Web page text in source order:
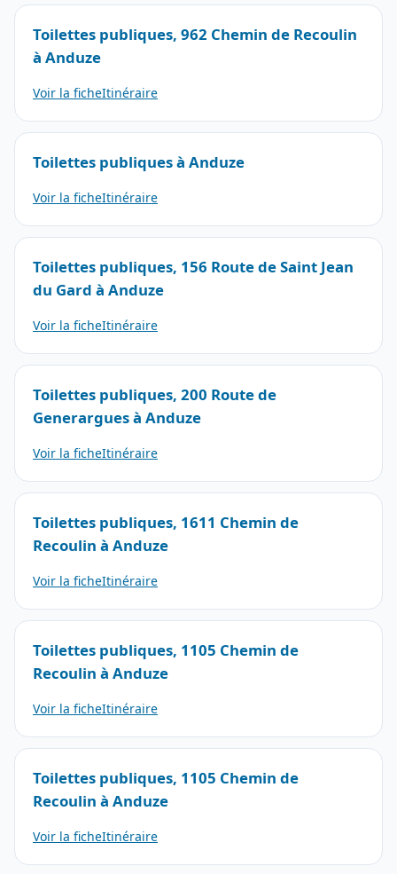
Toilettes publiques, 962 Chemin de Recoulin
à Anduze
Voir la ficheItinéraire
Toilettes publiques à Anduze
Voir la ficheItinéraire
Toilettes publiques, 156 Route de Saint Jean
du Gard à Anduze
Voir la ficheItinéraire
Toilettes publiques, 200 Route de
Generargues à Anduze
Voir la ficheItinéraire
Toilettes publiques, 1611 Chemin de
Recoulin à Anduze
Voir la ficheItinéraire
Toilettes publiques, 1105 Chemin de
Recoulin à Anduze
Voir la ficheItinéraire
Toilettes publiques, 1105 Chemin de
Recoulin à Anduze
Voir la ficheItinéraire